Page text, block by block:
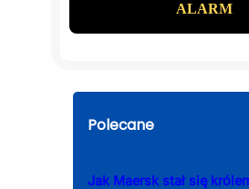
Polecane
Jak Maersk stał się